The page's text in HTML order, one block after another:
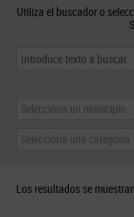
Utiliza el buscador o
Selecciona un municipio
Selecciona una categoría
Los resultados se